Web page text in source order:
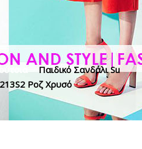
> Παιδικό Σανδάλι Su
Ροζ Χρυσό